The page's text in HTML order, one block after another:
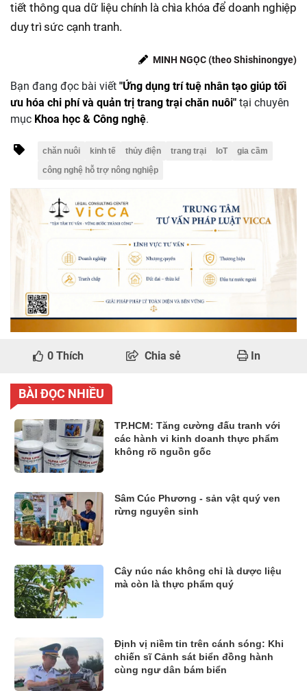
tiết thông qua dữ liệu chính là chìa khóa để doanh nghiệp
duy trì sức cạnh tranh.
MINH NGỌC (theo Shishinongye)
Bạn đang đọc bài viết "Ứng dụng trí tuệ nhân tạo giúp tối
ưu hóa chi phí và quản trị trang trại chăn nuôi" tại chuyên
mục Khoa học & Công nghệ.
chăn nuôi kinh tế thủy điện trang trại IoT
gia cầm
công nghệ hỗ trợ nông nghiệp
0 Thích Chia sẻ In
BÀI ĐỌC NHIỀU
TP.HCM: Tăng cường đấu tranh với
các hành vi kinh doanh thực phẩm
không rõ nguồn gốc
Sâm Cúc Phương - sản vật quý ven
rừng nguyên sinh
Cây núc nác không chỉ là dược liệu
mà còn là thực phẩm quý
Định vị niềm tin trên cánh sóng: Khi
chiến sĩ Cảnh sát biển đồng hành
cùng ngư dân bám biển